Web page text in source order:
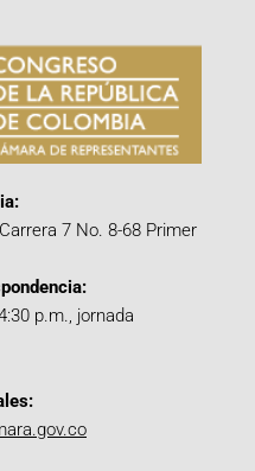
7 No. 8-68 Primer
p.m., jornada